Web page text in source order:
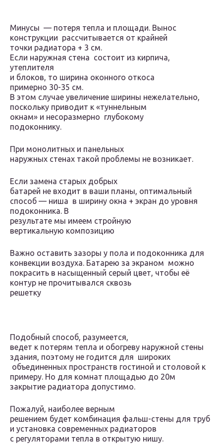
Минусы — потеря тепла и площади. Вынос
конструкции рассчитывается от крайней
точки радиатора + 3 см.
Если наружная стена состоит из кирпича,
утеплителя
и блоков, то ширина оконного откоса
примерно 30-35 см.
В этом случае увеличение ширины нежелательно,
поскольку приводит к «туннельным
окнам» и несоразмерно глубокому
подоконнику.
При монолитных и панельных
наружных стенах такой проблемы не возникает.
Если замена старых добрых
батарей не входит в ваши планы, оптимальный
способ — ниша в ширину окна + экран до уровня
подоконника. В
результате мы имеем стройную
вертикальную композицию
Важно оставить зазоры у пола и подоконника для
конвекции воздуха. Батарею за экраном можно
покрасить в насыщенный серый цвет, чтобы её
контур не прочитывался сквозь
решетку
Подобный способ, разумеется,
ведет к потерям тепла и обогреву наружной стены
здания, поэтому не годится для широких
объединенных пространств гостиной и столовой к
примеру. Но для комнат площадью до 20м
закрытие радиатора допустимо.
Пожалуй, наиболее верным
решением будет комбинация фальш-стены для труб
и установка современных радиаторов
с регуляторами тепла в открытую нишу.